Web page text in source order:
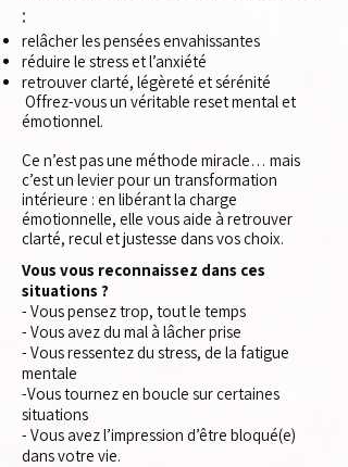
:
relâcher les pensées envahissantes
réduire le stress et l’anxiété
retrouver clarté, légèreté et sérénité
Offrez-vous un véritable reset mental et
émotionnel.
Ce n’est pas une méthode miracle… mais
c’est un levier pour un transformation
intérieure : en libérant la charge
émotionnelle, elle vous aide à retrouver
clarté, recul et justesse dans vos choix.
Vous vous reconnaissez dans ces
situations ?
- Vous pensez trop, tout le temps
- Vous avez du mal à lâcher prise
- Vous ressentez du stress, de la fatigue
mentale
-Vous tournez en boucle sur certaines
situations
- Vous avez l’impression d’être bloqué(e)
dans votre vie.